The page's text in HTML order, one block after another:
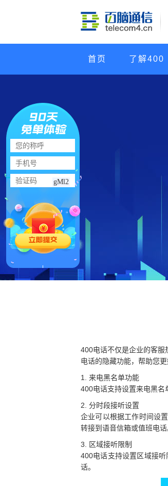
首页 了解400
400电话不仅是企业的客服
电话的隐藏功能，帮助您更
1. 来电黑名单功能
400电话支持设置来电黑名
2. 分时段接听设置
企业可以根据工作时间设
转接到语音信箱或值班电话
3. 区域接听限制
400电话支持设置区域接
话。
gMl2